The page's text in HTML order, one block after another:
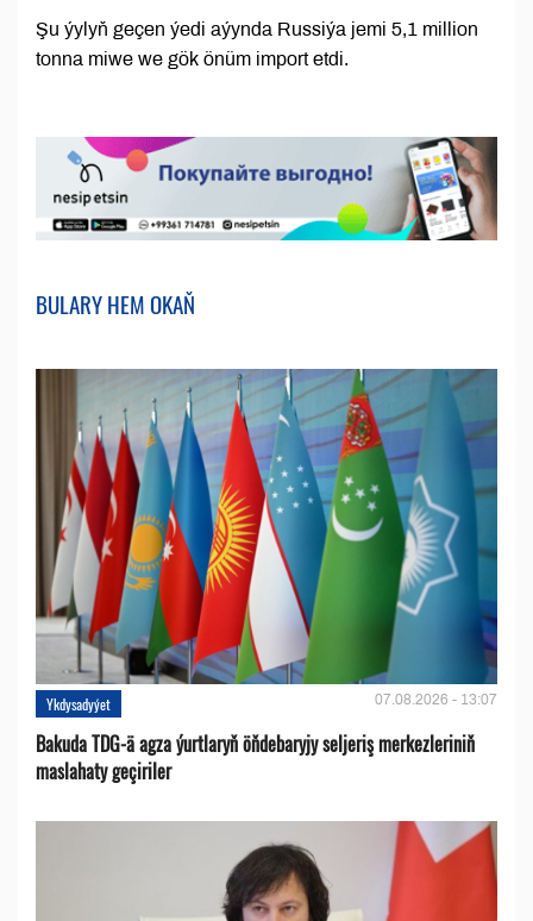
Şu ýylyň geçen ýedi aýynda Russiýa jemi 5,1 million
tonna miwe we gök önüm import etdi.
BULARY HEM OKAŇ
Ykdysadyýet 07.08.2026 - 13:07
Bakuda TDG-ä agza ýurtlaryň öňdebaryjy seljeriş merkezleriniň
maslahaty geçiriler